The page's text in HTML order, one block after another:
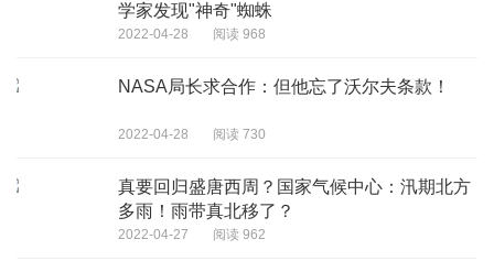
学家发现"神奇"蜘蛛
2022-04-28 阅读 968
NASA局长求合作：但他忘了沃尔夫条款！
2022-04-28 阅读 730
真要回归盛唐西周？国家气候中心：汛期北方
多雨！雨带真北移了？
2022-04-27 阅读 962